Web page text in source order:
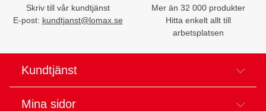
Skriv till vår kundtjänst
E-post: kundtjanst@lomax.se
Mer än 32 000 produkter
Hitta enkelt allt till
arbetsplatsen
Kundtjänst
Mina sidor